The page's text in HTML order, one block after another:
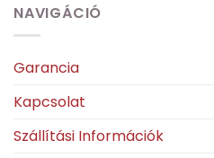
NAVIGÁCIÓ
Garancia
Kapcsolat
Szállítási Információk